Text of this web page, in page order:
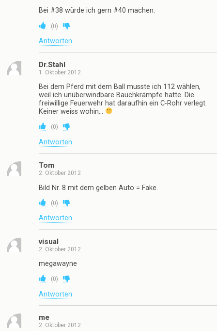
Bei #38 würde ich gern #40 machen.
(0)
Antworten
Dr.Stahl
1. Oktober 2012
Bei dem Pferd mit dem Ball musste ich 112 wählen,
weil ich unüberwindbare Bauchkrämpfe hatte. Die
freiwillige Feuerwehr hat daraufhin ein C-Rohr verlegt.
Keiner weiss wohin…
(0)
Antworten
Tom
2. Oktober 2012
Bild Nr. 8 mit dem gelben Auto = Fake.
(0)
Antworten
visual
2. Oktober 2012
megawayne
(0)
Antworten
me
2. Oktober 2012